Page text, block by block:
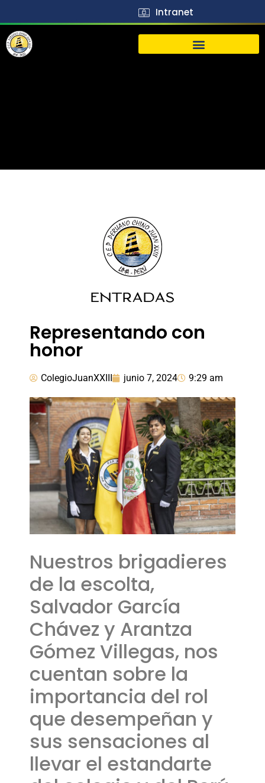
Intranet
ENTRADAS
Representando con
honor
ColegioJuanXXIII junio 7, 2024 9:29 am
Nuestros brigadieres
de la escolta,
Salvador García
Chávez y Arantza
Gómez Villegas, nos
cuentan sobre la
importancia del rol
que desempeñan y
sus sensaciones al
llevar el estandarte